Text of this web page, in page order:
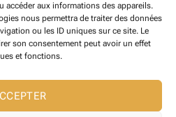
accéder aux informations des appareils.
nous permettra de traiter des données
ou les ID uniques sur ce site. Le
son consentement peut avoir un effet
et fonctions.
LIBRAIRIE Le Cheval dans l’Arbre
(0 reviews)
(0 reviews)